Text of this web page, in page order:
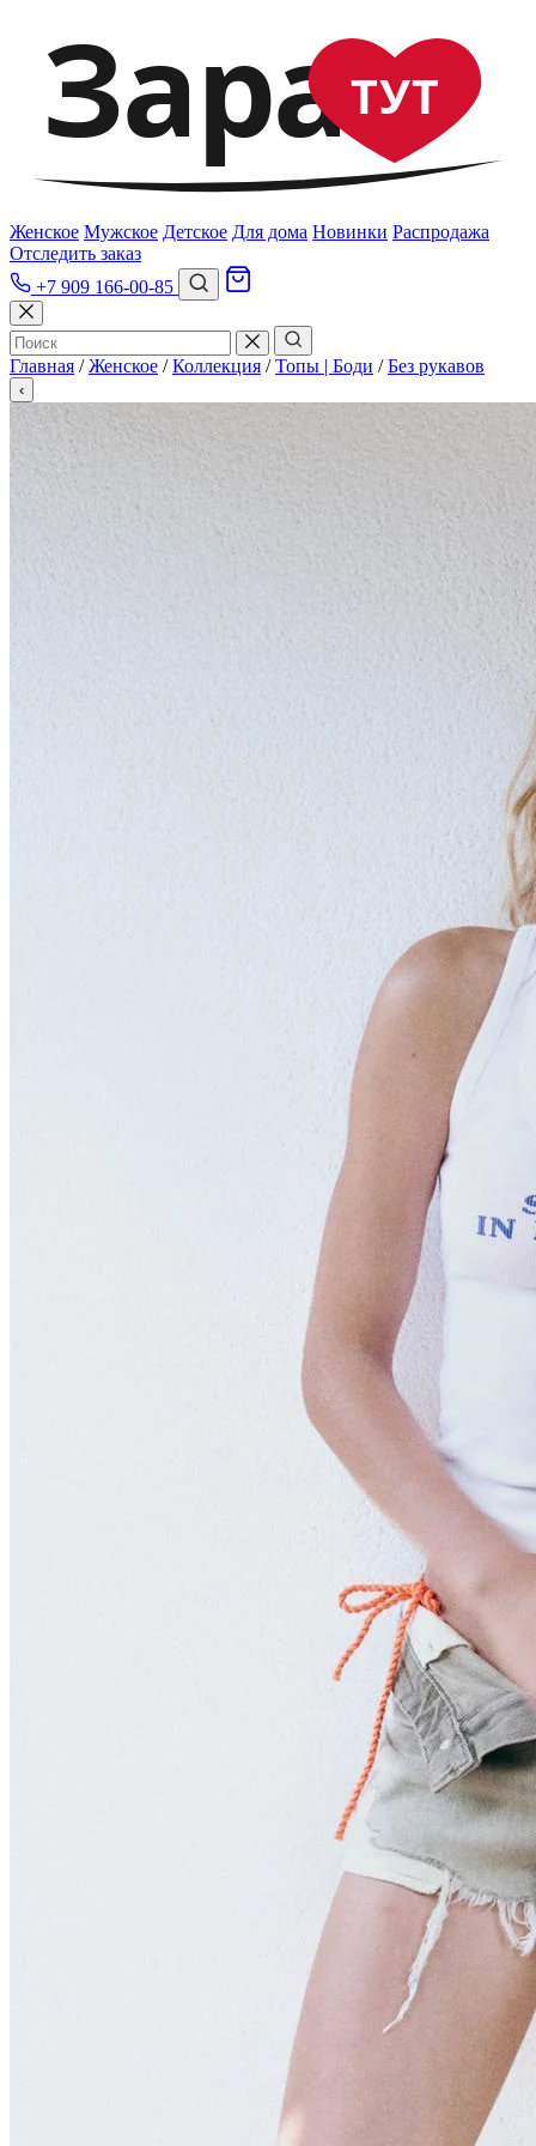
ЗараТУТ
Женское Мужское Детское Для дома Новинки Распродажа
Отследить заказ
+7 909 166-00-85
Главная / Женское / Коллекция / Топы | Боди / Без рукавов
‹